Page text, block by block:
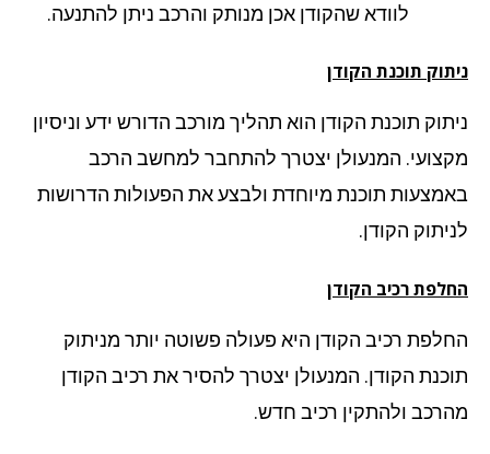
לוודא שהקודן אכן מנותק והרכב ניתן להתנעה.
ניתוק תוכנת הקודן
ניתוק תוכנת הקודן הוא תהליך מורכב הדורש ידע וניסיון
מקצועי. המנעולן יצטרך להתחבר למחשב הרכב
באמצעות תוכנת מיוחדת ולבצע את הפעולות הדרושות
לניתוק הקודן.
החלפת רכיב הקודן
החלפת רכיב הקודן היא פעולה פשוטה יותר מניתוק
תוכנת הקודן. המנעולן יצטרך להסיר את רכיב הקודן
מהרכב ולהתקין רכיב חדש.